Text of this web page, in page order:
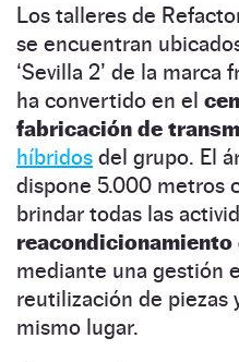
Los talleres de
se encuentran
‘Sevilla 2’ de la marca
ha convertido en el
fabricación de
híbridos del grupo. El
dispone 5.000 metros
brindar todas las
mediante una gestión
reutilización de piezas
mismo lugar.